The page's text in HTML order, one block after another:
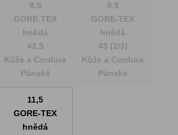
8,5
GORE-TEX
hnědá
42,5
Kůže a Cordura
Pánské
9,5
GORE-TEX
hnědá
43 (2/3)
Kůže a Cordura
Pánské
11,5
GORE-TEX
hnědá